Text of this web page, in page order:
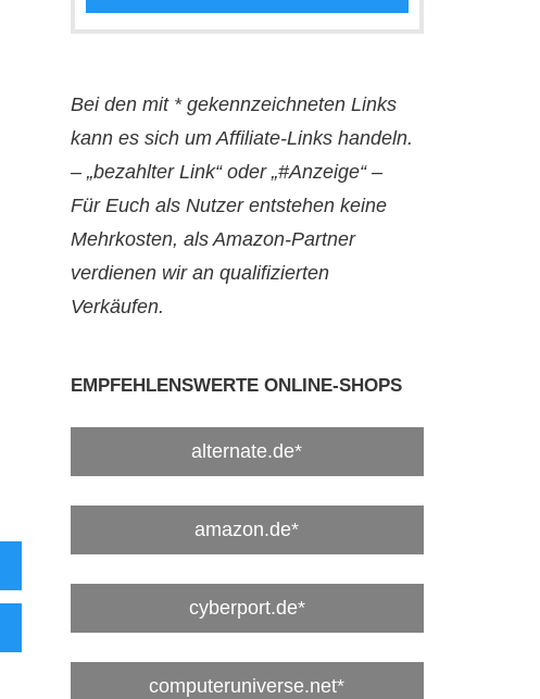
Bei den mit * gekennzeichneten Links
kann es sich um Affiliate-Links handeln.
– „bezahlter Link“ oder „#Anzeige“ –
Für Euch als Nutzer entstehen keine
Mehrkosten, als Amazon-Partner
verdienen wir an qualifizierten
Verkäufen.
EMPFEHLENSWERTE ONLINE-SHOPS
alternate.de*
amazon.de*
cyberport.de*
computeruniverse.net*